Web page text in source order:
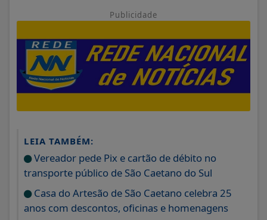
Publicidade
LEIA TAMBÉM:
Vereador pede Pix e cartão de débito no
transporte público de São Caetano do Sul
Casa do Artesão de São Caetano celebra 25
anos com descontos, oficinas e homenagens